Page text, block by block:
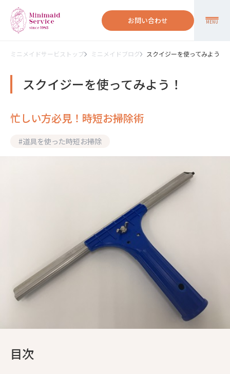
お問い合わせ MENU
ミニメイドサービストップ ミニメイドブログ スクイジーを使ってみよう！
スクイジーを使ってみよう！
忙しい方必見！時短お掃除術
#道具を使った時短お掃除
目次